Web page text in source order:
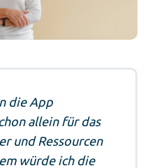
die App
allein für das
und Ressourcen
würde ich die